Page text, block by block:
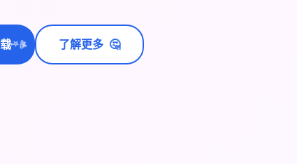
✨⭐💫 了解更多 🤔